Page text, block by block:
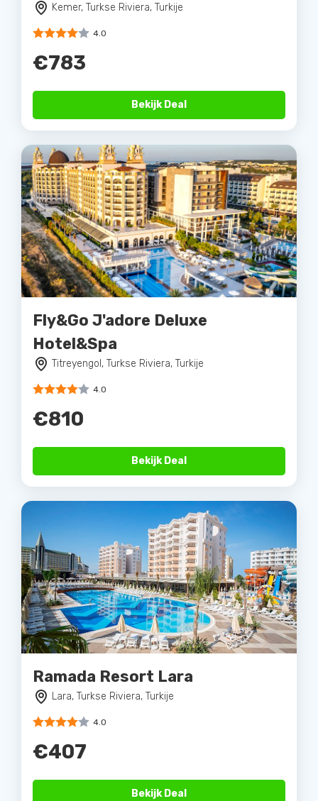
Kemer, Turkse Riviera, Turkije
4.0
€783
Bekijk Deal
Fly&Go J'adore Deluxe
Hotel&Spa
Titreyengol, Turkse Riviera, Turkije
4.0
€810
Bekijk Deal
Ramada Resort Lara
Lara, Turkse Riviera, Turkije
4.0
€407
Bekijk Deal